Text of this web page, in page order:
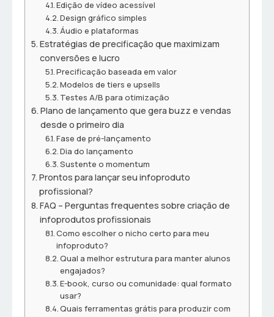
Edição de vídeo acessível
Design gráfico simples
Áudio e plataformas
Estratégias de precificação que maximizam
conversões e lucro
Precificação baseada em valor
Modelos de tiers e upsells
Testes A/B para otimização
Plano de lançamento que gera buzz e vendas
desde o primeiro dia
Fase de pré-lançamento
Dia do lançamento
Sustente o momentum
Prontos para lançar seu infoproduto
profissional?
FAQ – Perguntas frequentes sobre criação de
infoprodutos profissionais
Como escolher o nicho certo para meu
infoproduto?
Qual a melhor estrutura para manter alunos
engajados?
E-book, curso ou comunidade: qual formato
usar?
Quais ferramentas grátis para produzir com